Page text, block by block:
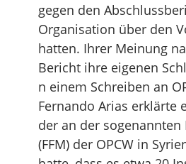
gegen den
Organisation über den
hatten. Ihrer Meinung
Bericht ihre eigenen
n einem Schreiben an
Fernando Arias erklärte
der an der sogenannten
(FFM) der OPCW in